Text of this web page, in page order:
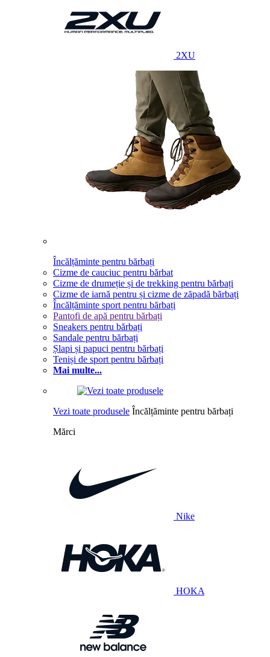
2XU
Încălțăminte pentru bărbați
Cizme de cauciuc pentru bărbat
Cizme de drumeție și de trekking pentru bărbați
Cizme de iarnă pentru și cizme de zăpadă bărbați
Încălțăminte sport pentru bărbați
Pantofi de apă pentru bărbați
Sneakers pentru bărbați
Sandale pentru bărbați
Șlapi și papuci pentru bărbați
Teniși de sport pentru bărbați
Mai multe...
Vezi toate produsele Încălțăminte pentru bărbați
Mărci
Nike
HOKA